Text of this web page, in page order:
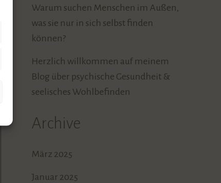
Warum suchen Menschen im Außen,
was sie nur in sich selbst finden
können?
Herzlich willkommen auf meinem
Blog über psychische Gesundheit &
seelisches Wohlbefinden
Archive
März 2025
Januar 2025